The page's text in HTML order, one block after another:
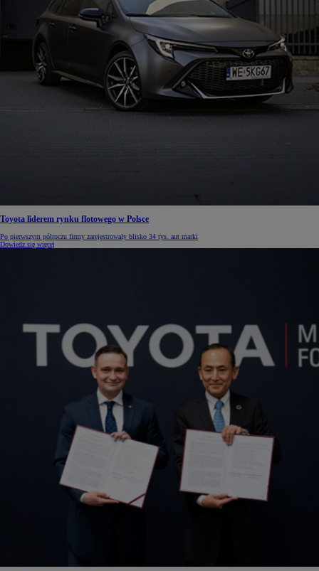
Toyota liderem rynku flotowego w Polsce
Po pierwszym półroczu firmy zarejestrowały blisko 34 tys. aut marki
Dowiedz się więcej